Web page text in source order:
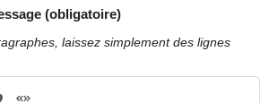
(obligatoire)
laissez simplement des lignes